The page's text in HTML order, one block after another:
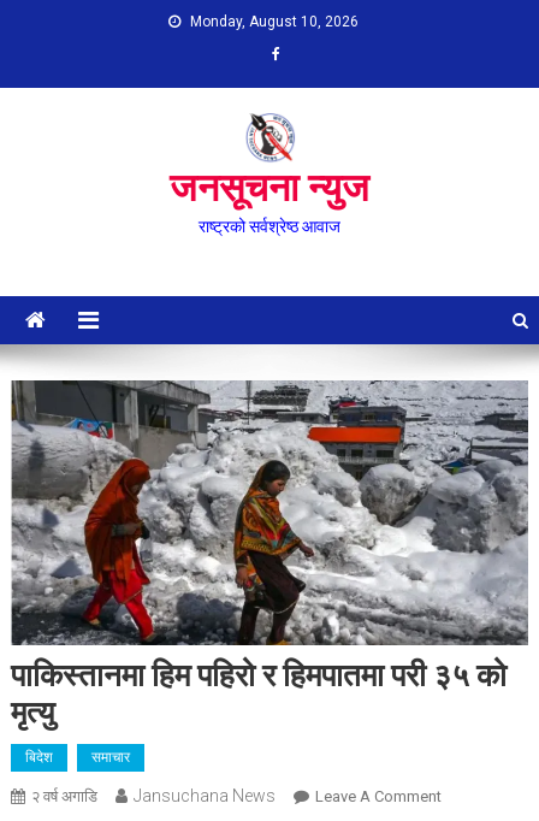
Monday, August 10, 2026
जनसूचना न्युज
राष्ट्रको सर्वश्रेष्ठ आवाज
पाकिस्तानमा हिम पहिरो र हिमपातमा परी ३५ को
मृत्यु
बिदेश समाचार
२ वर्ष अगाडि Jansuchana News Leave A CommentOn